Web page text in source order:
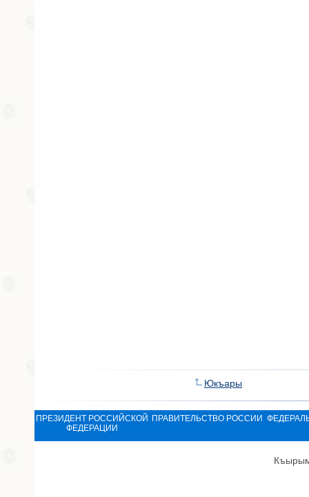
Юкъары
ПРЕЗИДЕНТ РОССИЙСКОЙ
ФЕДЕРАЦИИ
ПРАВИТЕЛЬСТВО РОССИИ